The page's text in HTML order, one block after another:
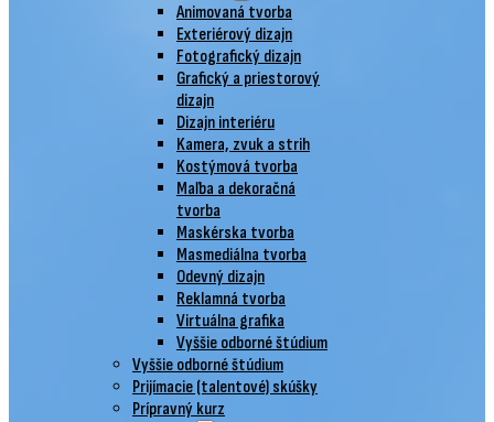
Animovaná tvorba
Exteriérový dizajn
Fotografický dizajn
Grafický a priestorový
dizajn
Dizajn interiéru
Kamera, zvuk a strih
Kostýmová tvorba
Maľba a dekoračná
tvorba
Maskérska tvorba
Masmediálna tvorba
Odevný dizajn
Reklamná tvorba
Virtuálna grafika
Vyššie odborné štúdium
Vyššie odborné štúdium
Prijímacie (talentové) skúšky
Prípravný kurz